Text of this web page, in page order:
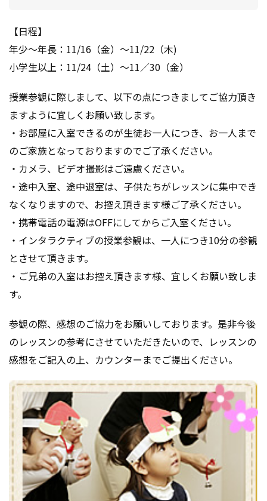
【日程】
年少～年長：11/16（金）～11/22（木)
小学生以上：11/24（土）～11／30（金）
授業参観に際しまして、以下の点につきましてご協力頂き
ますように宜しくお願い致します。
・お部屋に入室できるのが生徒お一人につき、お一人まで
のご家族となっておりますのでご了承ください。
・カメラ、ビデオ撮影はご遠慮ください。
・途中入室、途中退室は、子供たちがレッスンに集中でき
なくなりますので、お控え頂きます様ご了承ください。
・携帯電話の電源はOFFにしてからご入室ください。
・インタラクティブの授業参観は、一人につき10分の参観
とさせて頂きます。
・ご兄弟の入室はお控え頂きます様、宜しくお願い致しま
す。
参観の際、感想のご協力をお願いしております。是非今後
のレッスンの参考にさせていただきたいので、レッスンの
感想をご記入の上、カウンターまでご提出ください。